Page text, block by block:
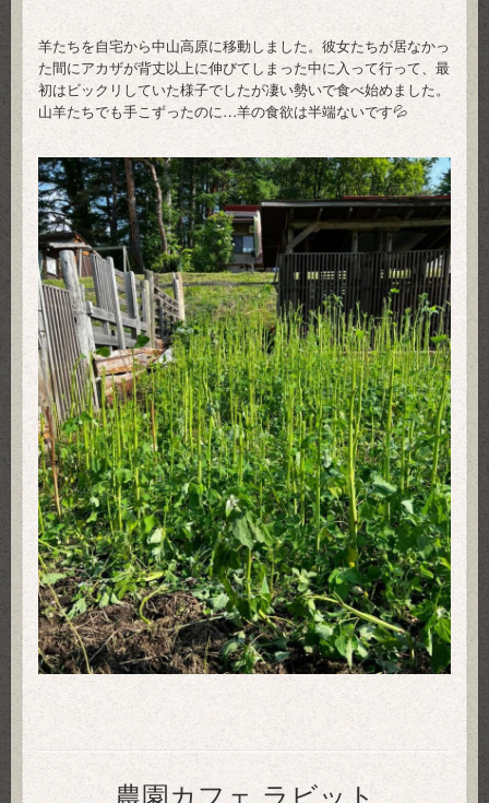
羊たちを自宅から中山高原に移動しました。彼女たちが居なかっ
た間にアカザが背丈以上に伸びてしまった中に入って行って、最
初はビックリしていた様子でしたが凄い勢いで食べ始めました。
山羊たちでも手こずったのに…羊の食欲は半端ないです💦
農園カフェ ラビット